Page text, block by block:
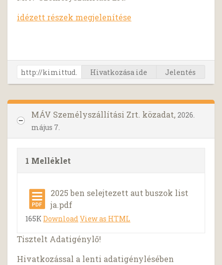
idézett részek megjelenítése
Hivatkozása ide Jelentés
MÁV Személyszállítási Zrt. közadat, 2026.
május 7.
1 Melléklet
2025 ben selejtezett aut buszok list
ja.pdf
165KDownloadView as HTML
Tisztelt Adatigénylő!
Hivatkozással a lenti adatigénylésében